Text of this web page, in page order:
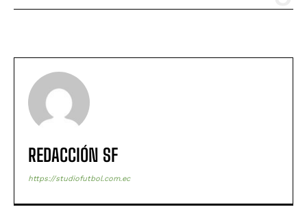
REDACCIÓN SF
https://studiofutbol.com.ec